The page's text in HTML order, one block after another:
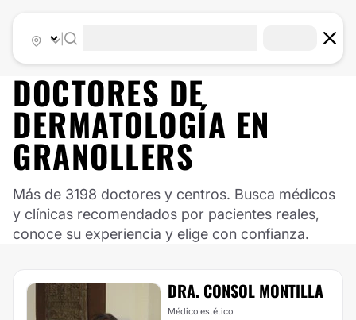
DOCTORES DE
DERMATOLOGÍA EN
GRANOLLERS
Más de 3198 doctores y centros. Busca médicos
y clínicas recomendados por pacientes reales,
conoce su experiencia y elige con confianza.
DRA. CONSOL MONTILLA
Médico estético